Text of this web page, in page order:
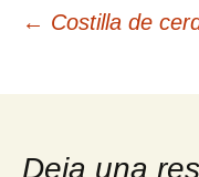
de
← Costilla de
Deja una